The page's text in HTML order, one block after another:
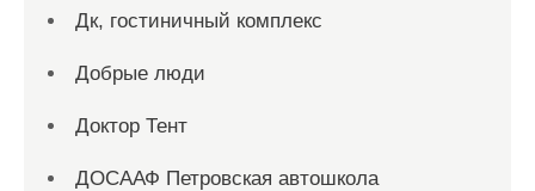
Дк, гостиничный комплекс
Добрые люди
Доктор Тент
ДОСААФ Петровская автошкола